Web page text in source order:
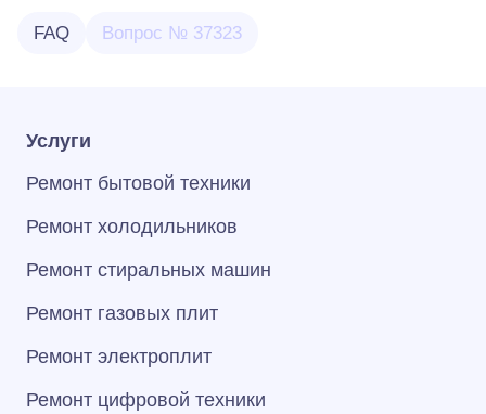
FAQ Вопрос № 37323
Услуги
Ремонт бытовой техники
Ремонт холодильников
Ремонт стиральных машин
Ремонт газовых плит
Ремонт электроплит
Ремонт цифровой техники